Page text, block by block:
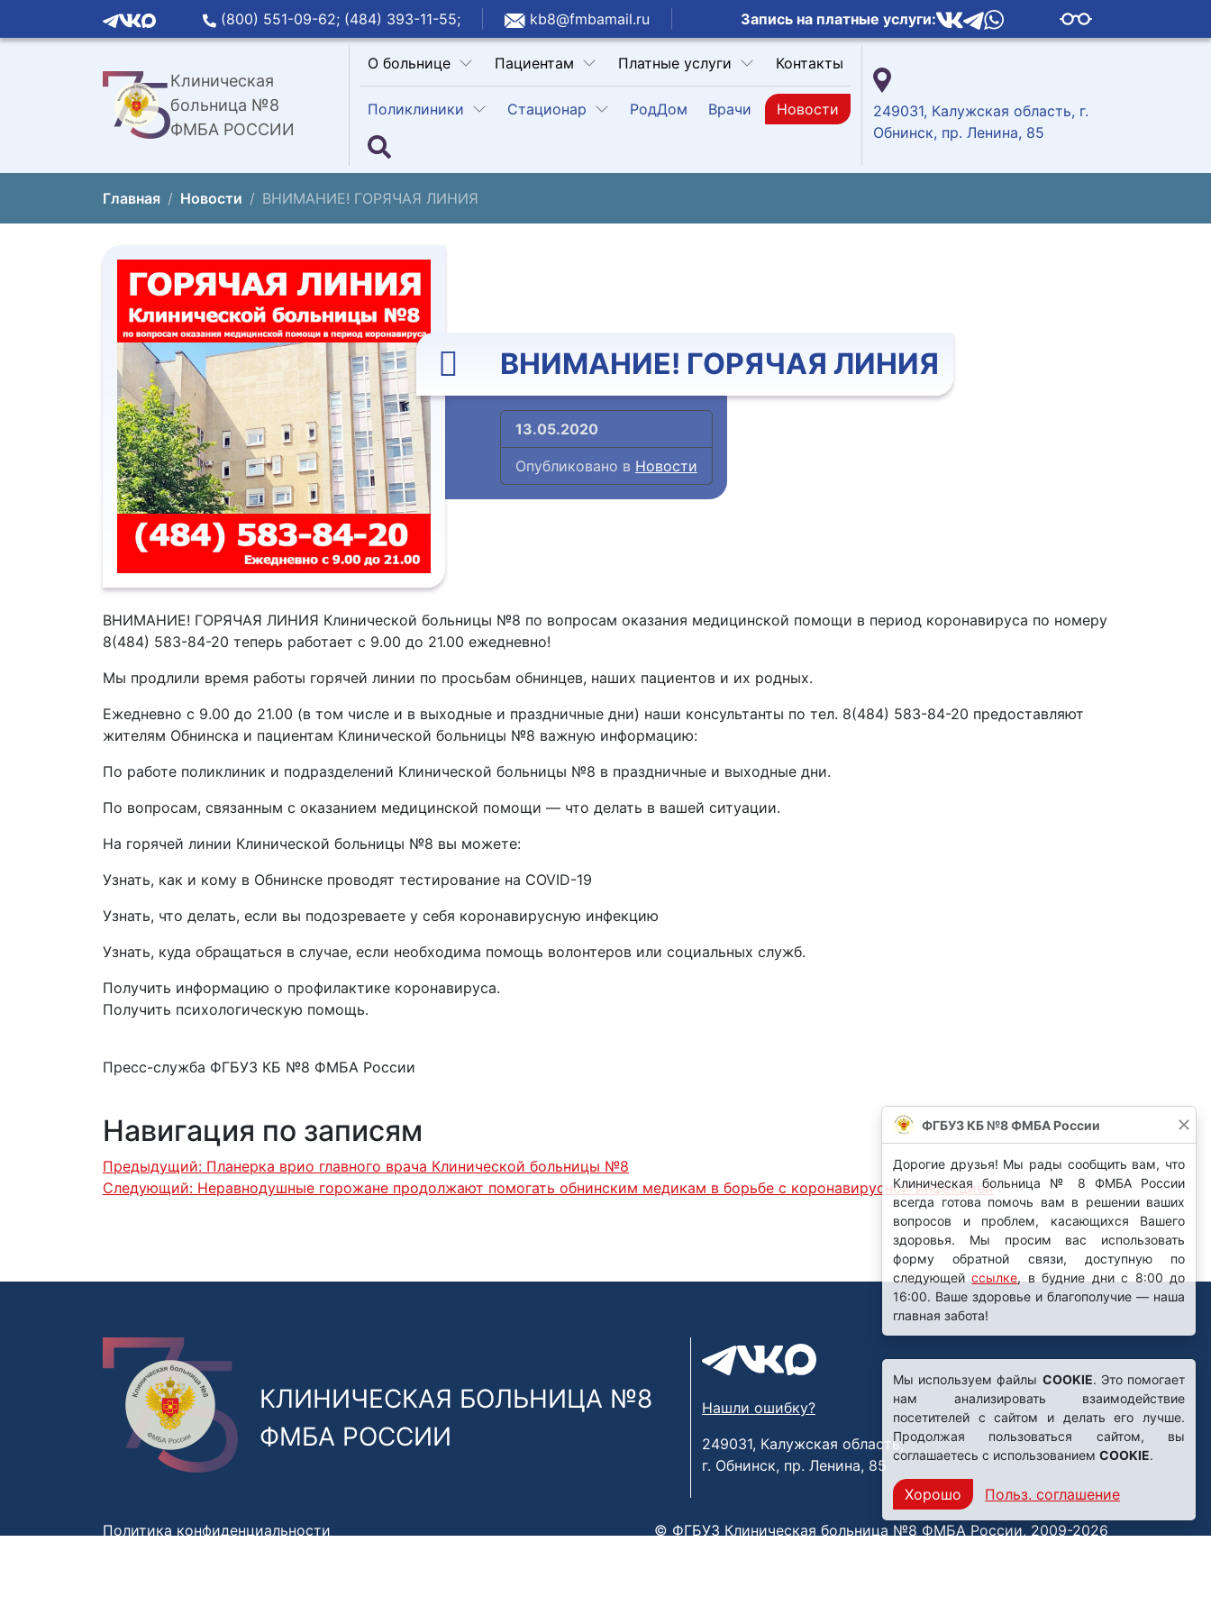
(800) 551-09-62; (484) 393-11-55; kb8@fmbamail.ru Запись на платные услуги:
Клиническая
больница №8
ФМБА РОССИИ
О больнице Пациентам Платные услуги Контакты
Поликлиники Стационар РодДом Врачи Новости
249031, Калужская область, г.
Обнинск, пр. Ленина, 85
Главная Новости ВНИМАНИЕ! ГОРЯЧАЯ ЛИНИЯ
ВНИМАНИЕ! ГОРЯЧАЯ ЛИНИЯ
13.05.2020
Опубликовано в Новости
ВНИМАНИЕ! ГОРЯЧАЯ ЛИНИЯ Клинической больницы №8 по вопросам оказания медицинской помощи в период коронавируса по номеру
8(484) 583-84-20 теперь работает с 9.00 до 21.00 ежедневно!
Мы продлили время работы горячей линии по просьбам обнинцев, наших пациентов и их родных.
Ежедневно с 9.00 до 21.00 (в том числе и в выходные и праздничные дни) наши консультанты по тел. 8(484) 583-84-20 предоставляют
жителям Обнинска и пациентам Клинической больницы №8 важную информацию:
По работе поликлиник и подразделений Клинической больницы №8 в праздничные и выходные дни.
По вопросам, связанным с оказанием медицинской помощи — что делать в вашей ситуации.
На горячей линии Клинической больницы №8 вы можете:
Узнать, как и кому в Обнинске проводят тестирование на COVID-19
Узнать, что делать, если вы подозреваете у себя коронавирусную инфекцию
Узнать, куда обращаться в случае, если необходима помощь волонтеров или социальных служб.
Получить информацию о профилактике коронавируса.
Получить психологическую помощь.
Пресс-служба ФГБУЗ КБ №8 ФМБА России
Навигация по записям
Предыдущий: Планерка врио главного врача Клинической больницы №8
Следующий: Неравнодушные горожане продолжают помогать обнинским медикам в борьбе с коронавирусной инфекцией
КЛИНИЧЕСКАЯ БОЛЬНИЦА №8
ФМБА РОССИИ
Нашли ошибку?
249031, Калужская область,
г. Обнинск, пр. Ленина, 85
Политика конфиденциальности
© ФГБУЗ Клиническая больница №8 ФМБА России, 2009-2026
ФГБУЗ КБ №8 ФМБА России
Дорогие друзья! Мы рады сообщить вам, что
Клиническая больница № 8 ФМБА России
всегда готова помочь вам в решении ваших
вопросов и проблем, касающихся Вашего
здоровья. Мы просим вас использовать
форму обратной связи, доступную по
следующейссылке, в будние дни с 8:00 до
16:00. Ваше здоровье и благополучие — наша
главная забота!
Мы используем файлы COOKIE. Это помогает
нам анализировать взаимодействие
посетителей с сайтом и делать его лучше.
Продолжая пользоваться сайтом, вы
соглашаетесь с использованием COOKIE.
Хорошо Польз. соглашение